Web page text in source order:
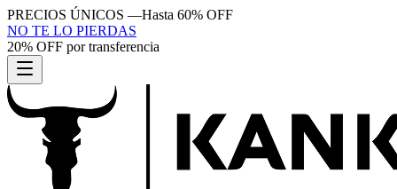
PRECIOS ÚNICOS —Hasta 60% OFF
NO TE LO PIERDAS
20% OFF por transferencia